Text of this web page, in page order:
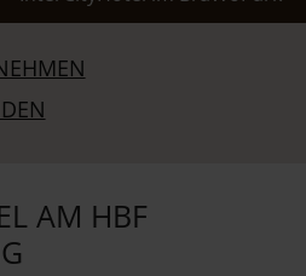
AM HBF